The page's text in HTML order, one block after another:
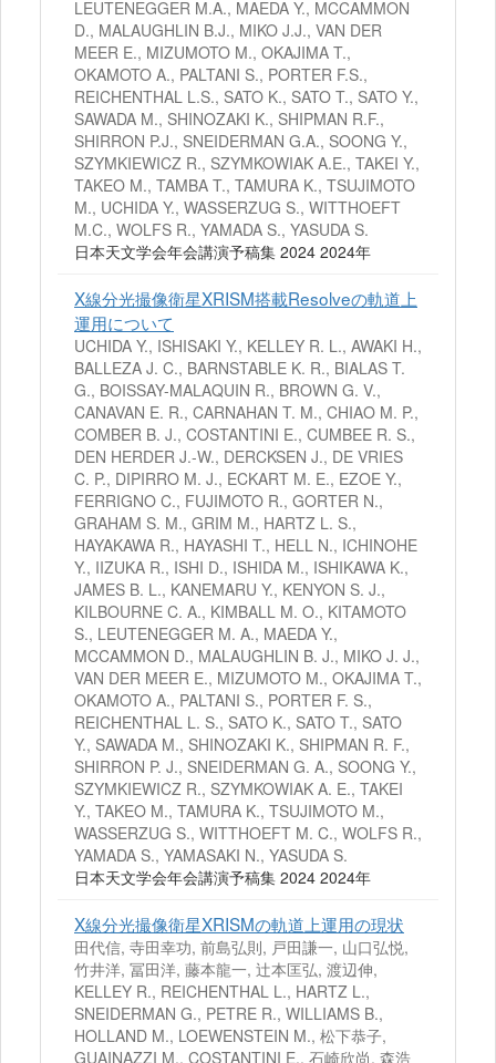
LEUTENEGGER M.A., MAEDA Y., MCCAMMON
D., MALAUGHLIN B.J., MIKO J.J., VAN DER
MEER E., MIZUMOTO M., OKAJIMA T.,
OKAMOTO A., PALTANI S., PORTER F.S.,
REICHENTHAL L.S., SATO K., SATO T., SATO Y.,
SAWADA M., SHINOZAKI K., SHIPMAN R.F.,
SHIRRON P.J., SNEIDERMAN G.A., SOONG Y.,
SZYMKIEWICZ R., SZYMKOWIAK A.E., TAKEI Y.,
TAKEO M., TAMBA T., TAMURA K., TSUJIMOTO
M., UCHIDA Y., WASSERZUG S., WITTHOEFT
M.C., WOLFS R., YAMADA S., YASUDA S.
日本天文学会年会講演予稿集 2024 2024年
X線分光撮像衛星XRISM搭載Resolveの軌道上
運用について
UCHIDA Y., ISHISAKI Y., KELLEY R. L., AWAKI H.,
BALLEZA J. C., BARNSTABLE K. R., BIALAS T.
G., BOISSAY-MALAQUIN R., BROWN G. V.,
CANAVAN E. R., CARNAHAN T. M., CHIAO M. P.,
COMBER B. J., COSTANTINI E., CUMBEE R. S.,
DEN HERDER J.-W., DERCKSEN J., DE VRIES
C. P., DIPIRRO M. J., ECKART M. E., EZOE Y.,
FERRIGNO C., FUJIMOTO R., GORTER N.,
GRAHAM S. M., GRIM M., HARTZ L. S.,
HAYAKAWA R., HAYASHI T., HELL N., ICHINOHE
Y., IIZUKA R., ISHI D., ISHIDA M., ISHIKAWA K.,
JAMES B. L., KANEMARU Y., KENYON S. J.,
KILBOURNE C. A., KIMBALL M. O., KITAMOTO
S., LEUTENEGGER M. A., MAEDA Y.,
MCCAMMON D., MALAUGHLIN B. J., MIKO J. J.,
VAN DER MEER E., MIZUMOTO M., OKAJIMA T.,
OKAMOTO A., PALTANI S., PORTER F. S.,
REICHENTHAL L. S., SATO K., SATO T., SATO
Y., SAWADA M., SHINOZAKI K., SHIPMAN R. F.,
SHIRRON P. J., SNEIDERMAN G. A., SOONG Y.,
SZYMKIEWICZ R., SZYMKOWIAK A. E., TAKEI
Y., TAKEO M., TAMURA K., TSUJIMOTO M.,
WASSERZUG S., WITTHOEFT M. C., WOLFS R.,
YAMADA S., YAMASAKI N., YASUDA S.
日本天文学会年会講演予稿集 2024 2024年
X線分光撮像衛星XRISMの軌道上運用の現状
田代信, 寺田幸功, 前島弘則, 戸田謙一, 山口弘悦,
竹井洋, 冨田洋, 藤本龍一, 辻本匡弘, 渡辺伸,
KELLEY R., REICHENTHAL L., HARTZ L.,
SNEIDERMAN G., PETRE R., WILLIAMS B.,
HOLLAND M., LOEWENSTEIN M., 松下恭子,
GUAINAZZI M., COSTANTINI E., 石崎欣尚, 森浩